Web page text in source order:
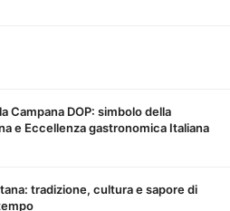
Campana DOP: simbolo della
e Eccellenza gastronomica Italiana
tradizione, cultura e sapore di